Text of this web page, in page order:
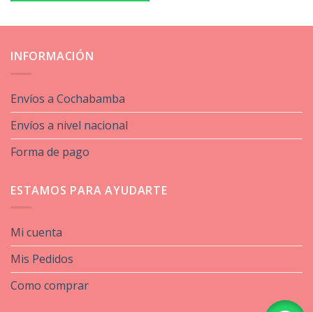
INFORMACIÓN
Envíos a Cochabamba
Envíos a nivel nacional
Forma de pago
ESTAMOS PARA AYUDARTE
Mi cuenta
Mis Pedidos
Como comprar